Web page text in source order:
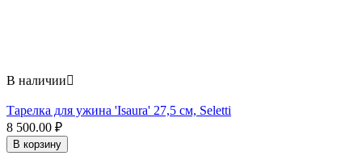
В наличии
Тарелка для ужина 'Isaura' 27,5 см, Seletti
8 500.00 ₽
В корзину